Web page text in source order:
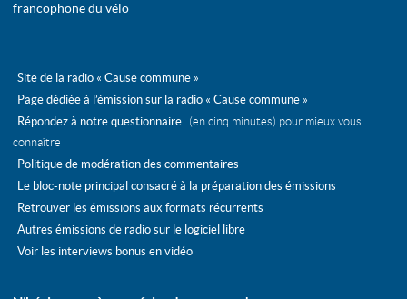
francophone du vélo
Site de la radio « Cause commune »
Page dédiée à l’émission sur la radio « Cause commune »
Répondez à notre questionnaire
(en cinq minutes) pour mieux vous
connaître
Politique de modération des commentaires
Le bloc-note principal consacré à la préparation des émissions
Retrouver les émissions aux formats récurrents
Autres émissions de radio sur le logiciel libre
Voir les interviews bonus en vidéo